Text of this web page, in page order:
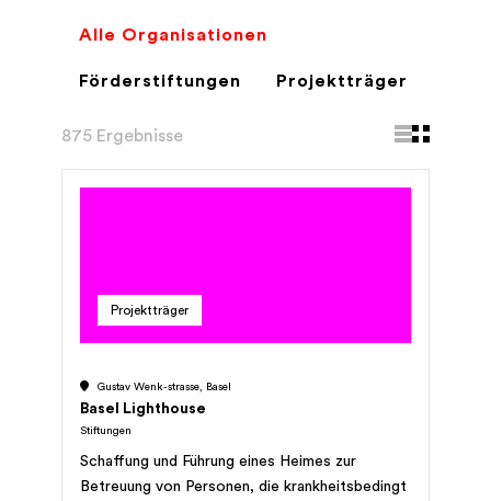
Alle Organisationen
Förderstiftungen Projektträger
875 Ergebnisse
Projektträger
Gustav Wenk-strasse, Basel
Basel Lighthouse
Stiftungen
Schaffung und Führung eines Heimes zur
Betreuung von Personen, die krankheitsbedingt